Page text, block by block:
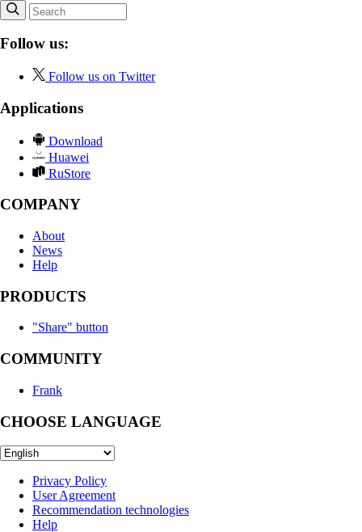
Follow us:
Follow us on Twitter
Applications
Download
Huawei
RuStore
COMPANY
About
News
Help
PRODUCTS
"Share" button
COMMUNITY
Frank
CHOOSE LANGUAGE
Privacy Policy
User Agreement
Recommendation technologies
Help